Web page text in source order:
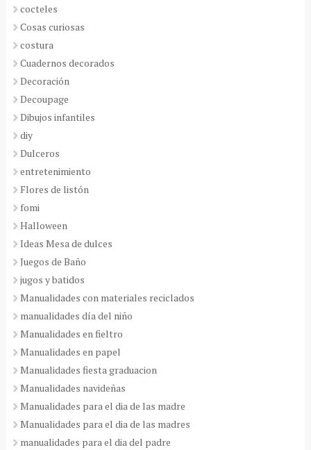
cocteles
Cosas curiosas
costura
Cuadernos decorados
Decoración
Decoupage
Dibujos infantiles
diy
Dulceros
entretenimiento
Flores de listón
fomi
Halloween
Ideas Mesa de dulces
Juegos de Baño
jugos y batidos
Manualidades con materiales reciclados
manualidades día del niño
Manualidades en fieltro
Manualidades en papel
Manualidades fiesta graduacion
Manualidades navideñas
Manualidades para el dia de las madre
Manualidades para el dia de las madres
manualidades para el dia del padre